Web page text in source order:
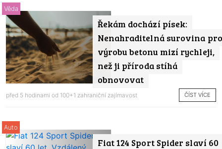
Řekám dochází písek:
Nenahraditelná surovina pro
výrobu betonu mizí rychleji,
než ji příroda stíhá
obnovovat
Věda
před 5 hodinami od 100+1 zahraniční zajímavost ČÍST VÍCE
Fiat 124 Sport Spider slaví 60
Auto